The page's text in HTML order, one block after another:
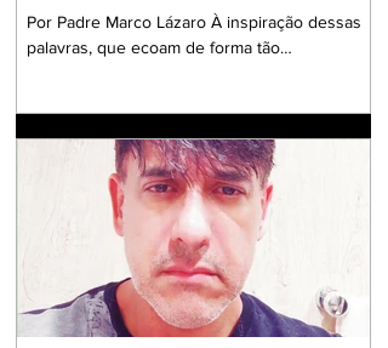
Por Padre Marco Lázaro À inspiração dessas
palavras, que ecoam de forma tão
debate eleitoral , impõe que seja aberto um
exaustivo debate sobre a parcela tão
necessitada de assistência e visibilidade
quanto às pessoas das comunidades
periféricas que vivem assoladas pela violência
e ineficiente assistência à saúde, frequente
falta de água e sob péssim